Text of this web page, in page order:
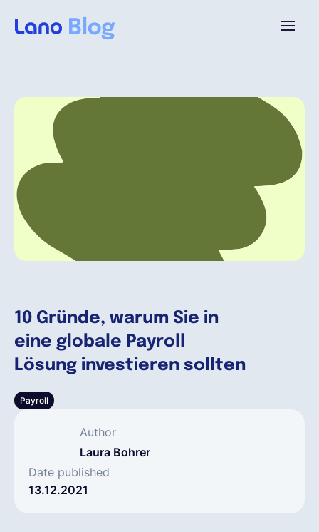
10 Gründe, warum Sie in
eine globale Payroll
Lösung investieren sollten
Payroll
Author
Laura Bohrer
Date published
13.12.2021
Warum Lano?
Preise
Ressourcen
Deutsch
EOR & Payroll
Contractor Management